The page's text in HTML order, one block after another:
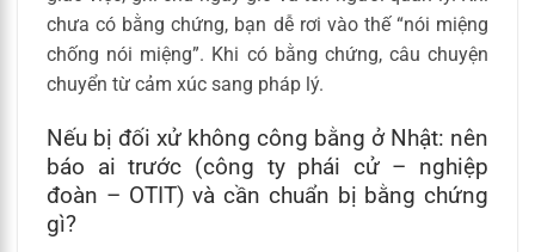
chưa có bằng chứng, bạn dễ rơi vào thế “nói miệng
chống nói miệng”. Khi có bằng chứng, câu chuyện
chuyển từ cảm xúc sang pháp lý.
Nếu bị đối xử không công bằng ở Nhật: nên
báo ai trước (công ty phái cử – nghiệp
đoàn – OTIT) và cần chuẩn bị bằng chứng
gì?